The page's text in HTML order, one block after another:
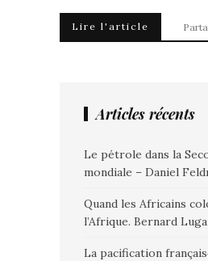
Lire l'article
Articles récents
Le pétrole dans la
mondiale – Daniel
Quand les Africains
l’Afrique. Bernard
La pacification